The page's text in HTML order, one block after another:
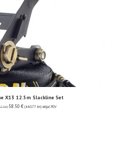
X13 12.5m Slackline Set
kn) 58.50 € (440.77 kn) uključ. PDV